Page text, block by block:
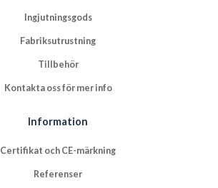
Ingjutningsgods
Fabriksutrustning
Tillbehör
Kontakta oss för mer info
Information
Certifikat och CE-märkning
Referenser